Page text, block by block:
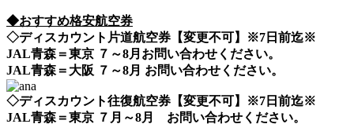
◆おすすめ格安航空券
◇ディスカウント片道航空券【変更不可】※7日前迄※
JAL青森＝東京 ７～8月お問い合わせください。
JAL青森＝大阪 ７～8月 お問い合わせください。
◇ディスカウント往復航空券【変更不可】※7日前迄※
JAL青森＝東京 ７月～8月 お問い合わせください。